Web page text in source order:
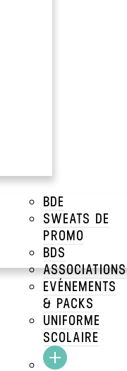
BDE
SWEATS DE
PROMO
BDS
ASSOCIATIONS
EVÉNEMENTS
& PACKS
UNIFORME
SCOLAIRE